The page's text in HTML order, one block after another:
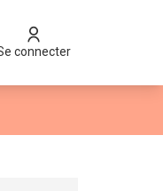
Se connecter